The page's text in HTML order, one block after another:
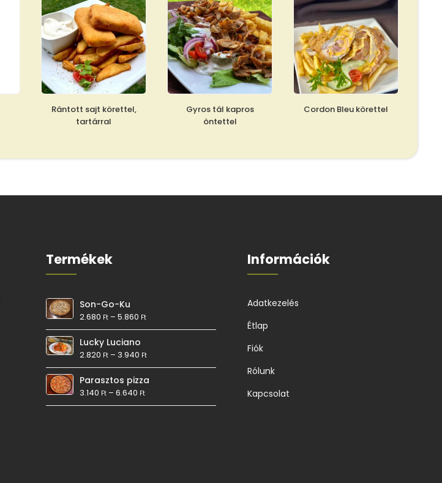
Rántott sajt körettel,
tartárral
Gyros tál kapros
öntettel
Cordon Bleu körettel
Termékek
Son-Go-Ku
2.680 Ft –5.860 Ft
Lucky Luciano
2.820 Ft – 3.940 Ft
Parasztos pizza
3.140 Ft –6.640 Ft
Információk
Adatkezelés
Étlap
Fiók
Rólunk
Kapcsolat